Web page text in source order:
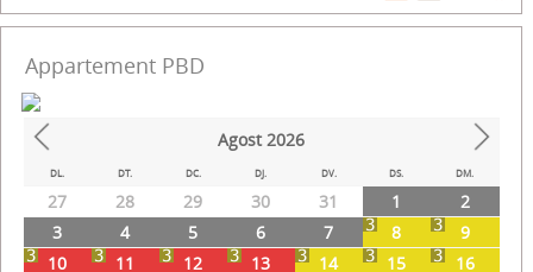
Appartement PBD
Prev Next
Agost 2026
DL. DT. DC. DJ. DV. DS. DM.
27 28 29 30 31 1
2
3
4 5 6 7 8
9
10
11 12 13 14 15
16